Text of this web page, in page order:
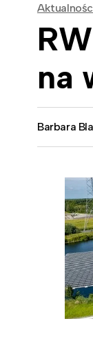
na
Barbara